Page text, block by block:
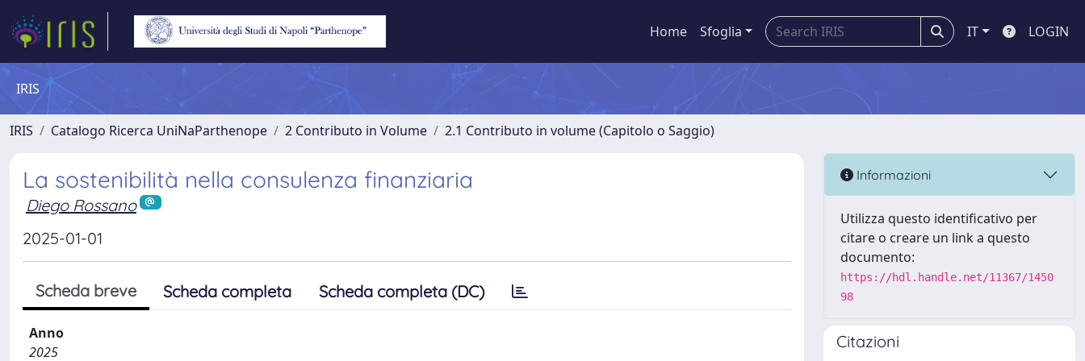
Home Sfoglia IT LOGIN
IRIS
IRIS Catalogo Ricerca UniNaParthenope 2 Contributo in Volume 2.1 Contributo in volume (Capitolo o Saggio)
La sostenibilità nella consulenza finanziaria
Diego Rossano
2025-01-01
Scheda breve Scheda completa Scheda completa (DC)
Anno
2025
Informazioni
Utilizza questo identificativo per
citare o creare un link a questo
documento:
https://hdl.handle.net/11367/1450
98
Citazioni